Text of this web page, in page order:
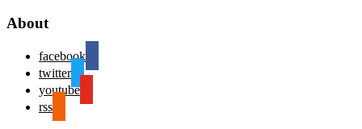
About
facebook
twitter
youtube
rss